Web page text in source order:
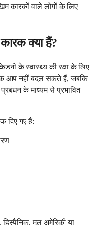
कारकों वाले लोगों के लिए
क्या हैं?
के स्वास्थ्य की रक्षा के लिए
आप नहीं बदल सकते हैं, जबकि
के माध्यम से प्रभावित
दिए गए हैं:
मूल अमेरिकी या